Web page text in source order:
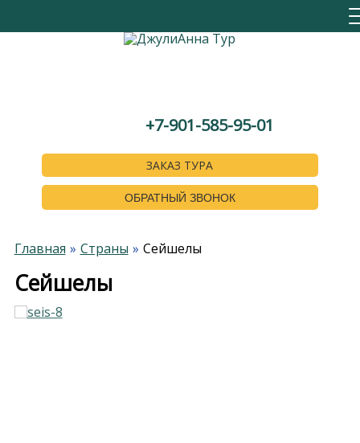
ЗАКАЗ ТУРА
ОБРАТНЫЙ ЗВОНОК
+7-901-585-95-01
Главная Страны Сейшелы
Сейшелы